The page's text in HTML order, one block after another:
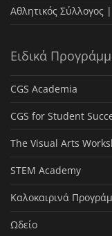
Αθλητικός Σύλλογος
Ειδικά
CGS Academia
CGS for Student
The Visual Arts
STEM Academy
Καλοκαιρινά
Ωδείο